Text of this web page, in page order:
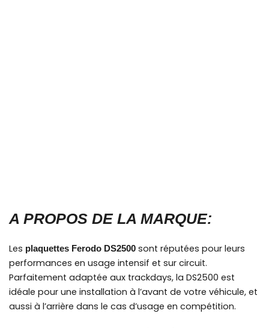
A PROPOS DE LA MARQUE:
Les plaquettes Ferodo DS2500 sont réputées pour leurs
performances en usage intensif et sur circuit.
Parfaitement adaptée aux trackdays, la DS2500 est
idéale pour une installation à l’avant de votre véhicule, et
aussi à l’arrière dans le cas d’usage en compétition.